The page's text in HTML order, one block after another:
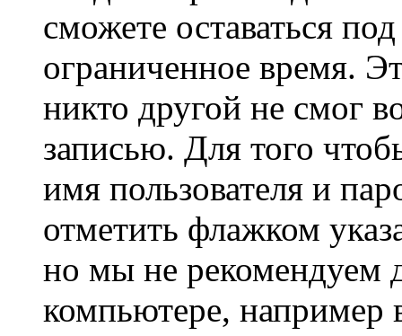
сможете оставаться
ограниченное время.
никто другой не смог
записью. Для того
имя пользователя и
отметить флажком
но мы не рекомендуем
компьютере, например